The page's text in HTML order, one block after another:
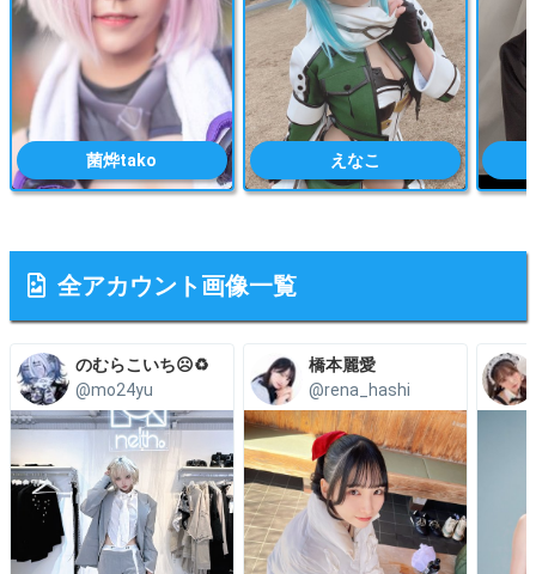
菌烨tako えなこ
全アカウント画像一覧
のむらこいち☹️♻️
@mo24yu
橋本麗愛
@rena_hashi